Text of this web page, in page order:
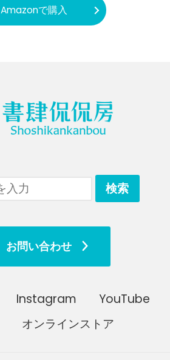
Amazonで購入
お問い合わせ
Instagram
YouTube
オンラインストア